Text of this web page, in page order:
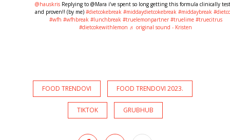
@hauskris Replying to @Mara i’ve spent so long getting this formula clinically
and proven!! (by me) #dietcokebreak #middaydietcokebreak #middaybreak
#wfh #wfhbreak #lunchbreak #truelemonpartner #truelime #truecitrus
#dietcokewithlemon ♬ original sound - Kristen
FOOD TRENDOVI FOOD TRENDOVI 2023.
TIKTOK GRUBHUB